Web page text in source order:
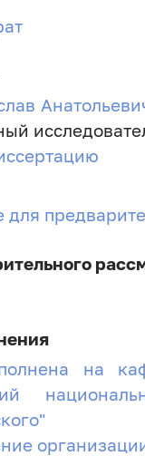
для
на